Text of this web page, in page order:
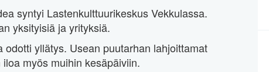
syntyi Lastenkulttuurikeskus Vekkulassa.
yksityisiä ja yrityksiä.
yllätys. Usean puutarhan lahjoittamat
myös muihin kesäpäiviin.